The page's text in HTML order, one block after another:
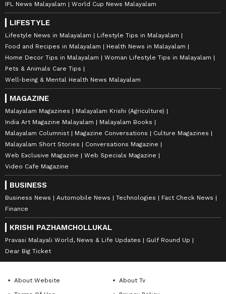
IPL News Malayalam
World Cup News Malayalam
LIFESTYLE
Lifestyle News in Malayalam
Lifestyle Tips in Malayalam
Food and Recipes in Malayalam
Health News in Malayalam
Home Decor Tips in Malayalam
Woman Lifestyle Tips in Malayalam
Pets & Animals Care Tips
Well-being & Mental Health News Malayalam
MAGAZINE
Malayalam Magazines
Malayalam Krishi (Agriculture)
India Art Magazine Malayalam
Malayalam Books
Malayalam Columnist
Magazine Conversations
Culture Magazines
Malayalam Short Stories
Conversations Magazine
Web Exclusive Magazine
Web Specials Magazine
Video Cafe Magazine
BUSINESS
Business News Automobile News Technologies
Fact Check News
Finance
KRISHI PAZHAMCHOLLUKAL
Pravasi Malayali World, News & Life Updates
Gulf Round Up
Dear Big Ticket
About Website
About Tv